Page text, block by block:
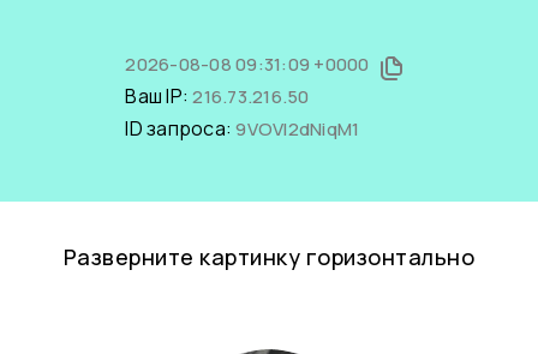
2026-08-08 09:31:09 +0000
Ваш IP:216.73.216.50
ID запроса:9VOVI2dNiqM1
Разверните картинку горизонтально